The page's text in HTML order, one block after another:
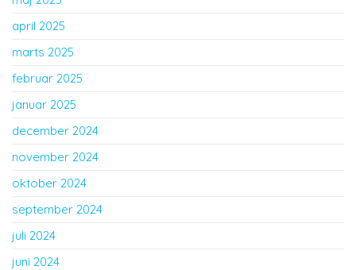
april 2025
marts 2025
februar 2025
januar 2025
december 2024
november 2024
oktober 2024
september 2024
juli 2024
juni 2024